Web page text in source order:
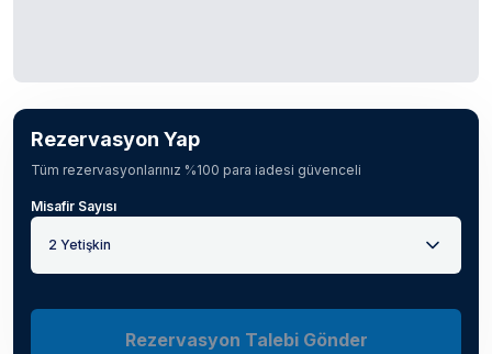
Rezervasyon Yap
Tüm rezervasyonlarınız %100 para iadesi güvenceli
Misafir Sayısı
2 Yetişkin
Rezervasyon Talebi Gönder